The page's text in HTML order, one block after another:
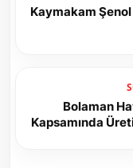
Kaymakam Şenol
Bolaman
Kapsamında